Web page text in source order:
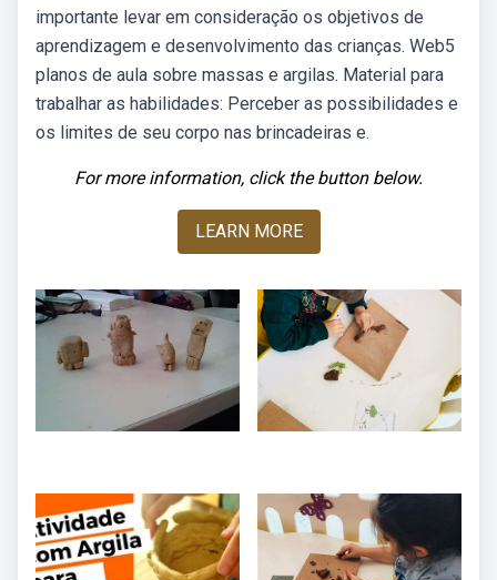
importante levar em consideração os objetivos de
aprendizagem e desenvolvimento das crianças. Web5
planos de aula sobre massas e argilas. Material para
trabalhar as habilidades: Perceber as possibilidades e
os limites de seu corpo nas brincadeiras e.
For more information, click the button below.
LEARN MORE